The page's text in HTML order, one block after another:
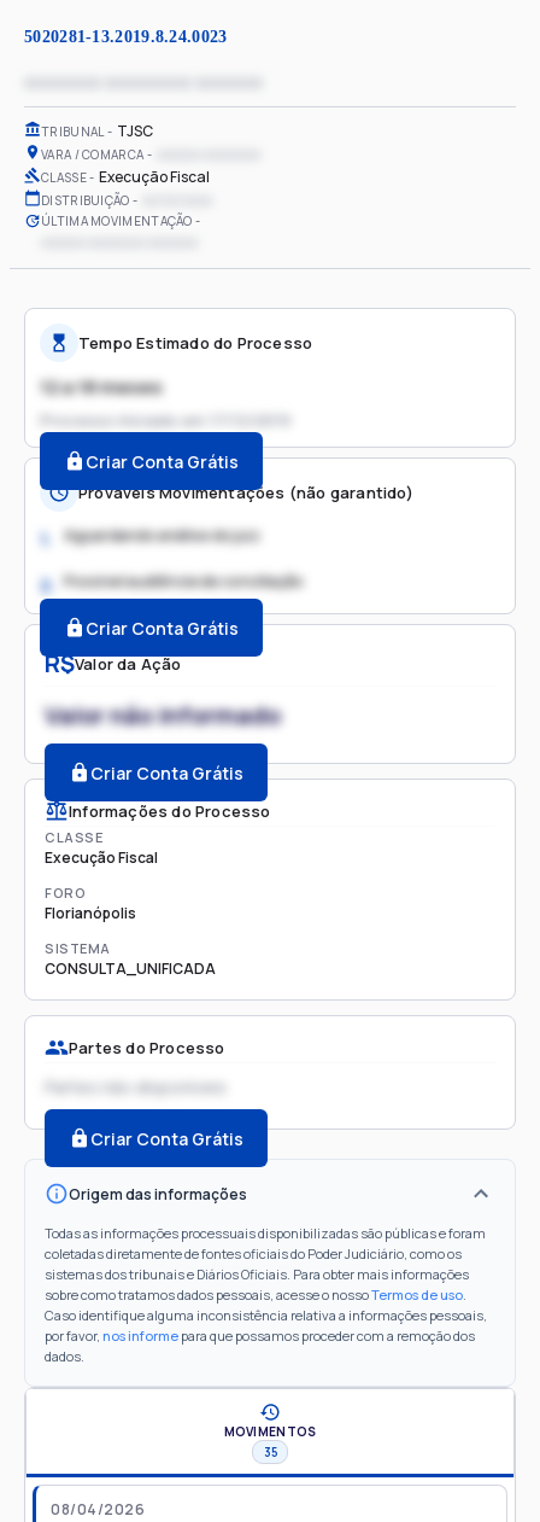
5020281-13.2019.8.24.0023
TRIBUNAL TJSC
VARA / COMARCA
CLASSE Execução Fiscal
DISTRIBUIÇÃO
ÚLTIMA MOVIMENTAÇÃO
R$Valor da Ação
Valor não informado
Criar Conta Grátis
Informações do Processo
CLASSE
Execução Fiscal
FORO
Florianópolis
SISTEMA
CONSULTA_UNIFICADA
Partes do Processo
Partes não disponíveis
Criar Conta Grátis
Origem das informações
Todas as informações processuais disponibilizadas são públicas e foram
coletadas diretamente de fontes oficiais do Poder Judiciário, como os
sistemas dos tribunais e Diários Oficiais. Para obter mais informações
sobre como tratamos dados pessoais, acesse o nossoTermos de uso.
Caso identifique alguma inconsistência relativa a informações pessoais,
por favor, nos informe para que possamos proceder com a remoção dos
dados.
Tempo Estimado do Processo
12 a 18 meses
Processo iniciado em
Criar Conta Grátis
Prováveis Movimentações (não garantido)
1. Aguardando análise do juiz
2. Possível audiência de conciliação
Criar Conta Grátis
MOVIMENTOS
35
08/04/2026